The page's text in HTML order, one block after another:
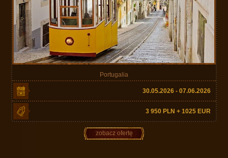
Portugalia
30.05.2026 - 07.06.2026
3 950 PLN + 1025 EUR
zobacz ofertę